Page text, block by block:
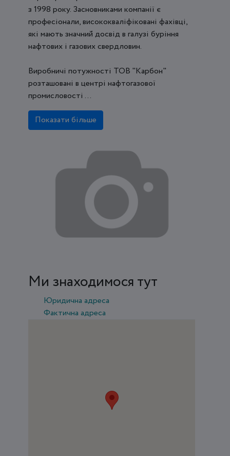
з 1998 року. Засновниками компанії є
професіонали, висококваліфіковані фахівці,
які мають значний досвід в галузі буріння
нафтових і газових свердловин.
Виробничі потужності ТОВ "Карбон"
розташовані в центрі нафтогазової
промисловості ...
Показати більше
Ми знаходимося тут
Юридична адреса
Фактична адреса